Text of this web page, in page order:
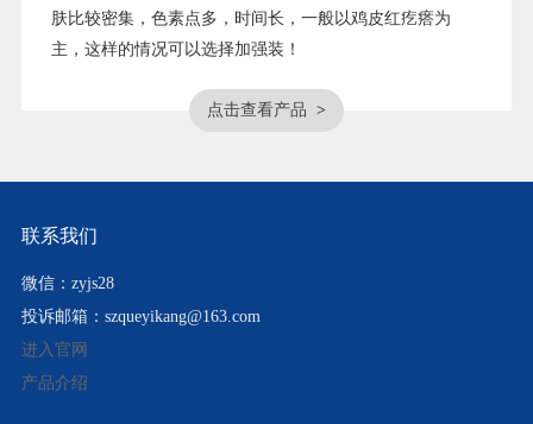
肤比较密集，色素点多，时间长，一般以鸡皮红疙瘩为
主，这样的情况可以选择加强装！
点击查看产品 >
联系我们
微信：zyjs28
投诉邮箱：szqueyikang@163.com
进入官网
产品介绍